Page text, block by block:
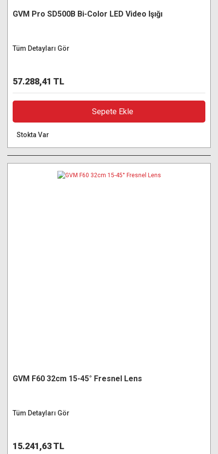
GVM Pro SD500B Bi-Color LED Video Işığı
Tüm Detayları Gör
57.288,41 TL
Sepete Ekle
Stokta Var
GVM F60 32cm 15-45° Fresnel Lens
Tüm Detayları Gör
15.241,63 TL